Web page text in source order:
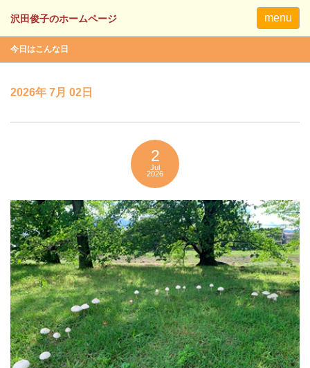
menu
今日はこんな日
2026年 7月 02日
2
Jul
2026